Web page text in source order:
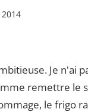
Je n'ai
remettre le
le frigo